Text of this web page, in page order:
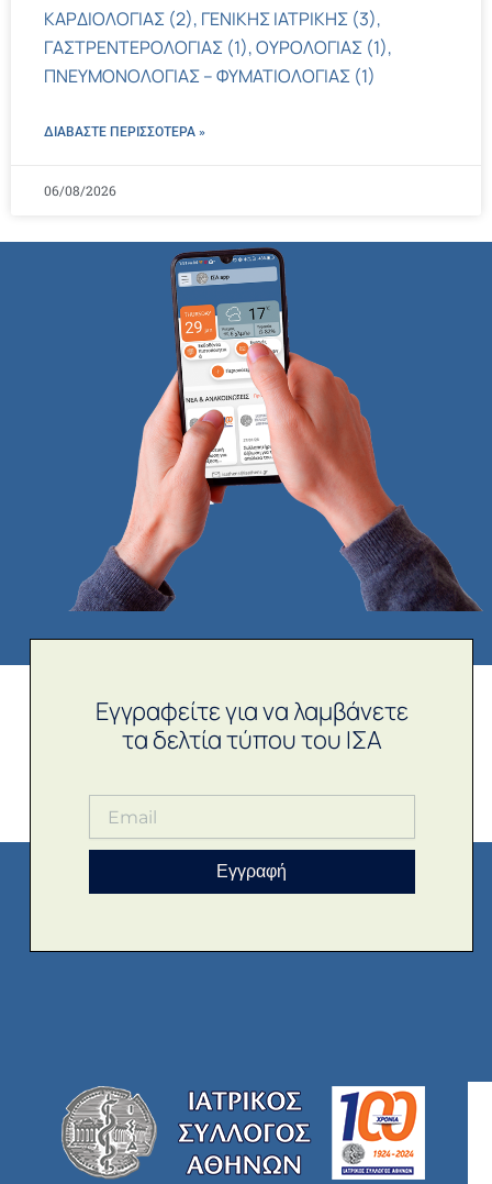
ΚΑΡΔΙΟΛΟΓΙΑΣ (2), ΓΕΝΙΚΗΣ ΙΑΤΡΙΚΗΣ (3),
ΓΑΣΤΡΕΝΤΕΡΟΛΟΓΙΑΣ (1), ΟΥΡΟΛΟΓΙΑΣ (1),
ΠΝΕΥΜΟΝΟΛΟΓΙΑΣ – ΦΥΜΑΤΙΟΛΟΓΙΑΣ (1)
ΔΙΑΒΑΣΤΕ ΠΕΡΙΣΣΌΤΕΡΑ »
06/08/2026
Εγγραφείτε για να λαμβάνετε
τα δελτία τύπου του ΙΣΑ
Εγγραφή